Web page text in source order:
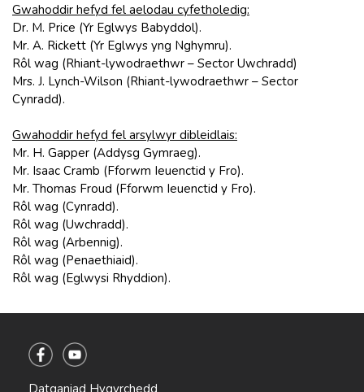
Gwahoddir hefyd fel aelodau cyfetholedig:
Dr. M. Price (Yr Eglwys Babyddol).
Mr. A. Rickett (Yr Eglwys yng Nghymru).
Rôl wag (Rhiant-lywodraethwr – Sector Uwchradd)
Mrs. J. Lynch-Wilson (Rhiant-lywodraethwr – Sector
Cynradd).
Gwahoddir hefyd fel arsylwyr dibleidlais:
Mr. H. Gapper (Addysg Gymraeg).
Mr. Isaac Cramb (Fforwm Ieuenctid y Fro).
Mr. Thomas Froud (Fforwm Ieuenctid y Fro).
Rôl wag (Cynradd).
Rôl wag (Uwchradd).
Rôl wag (Arbennig).
Rôl wag (Penaethiaid).
Rôl wag (Eglwysi Rhyddion).
Datganiad Hygyrchedd